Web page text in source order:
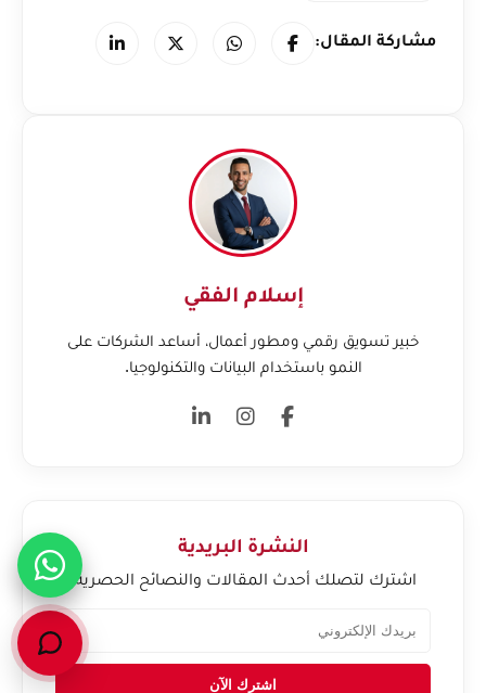
مشاركة المقال:
إسلام الفقي
خبير تسويق رقمي ومطور أعمال، أساعد الشركات على
النمو باستخدام البيانات والتكنولوجيا.
النشرة البريدية
اشترك لتصلك أحدث المقالات والنصائح الحصرية.
اشترك الآن